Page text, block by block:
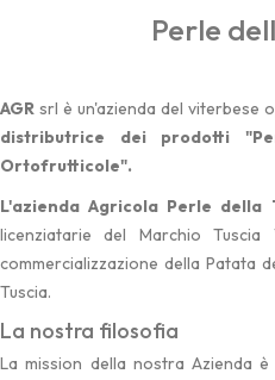
Perle
AGR srl è un'azienda del
distributrice dei prodotti
Ortofrutticole".
L'azienda Agricola Perle della
licenziatarie del Marchio
commercializzazione della Patata
Tuscia.
La nostra filosofia
La mission della nostra Azienda